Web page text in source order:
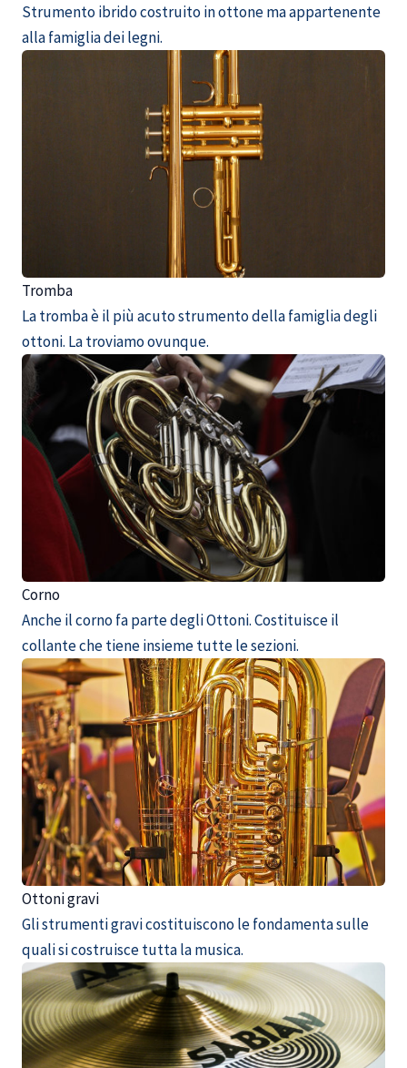
Strumento ibrido costruito in ottone ma appartenente
alla famiglia dei legni.
Tromba
La tromba è il più acuto strumento della famiglia degli
ottoni. La troviamo ovunque.
Corno
Anche il corno fa parte degli Ottoni. Costituisce il
collante che tiene insieme tutte le sezioni.
Ottoni gravi
Gli strumenti gravi costituiscono le fondamenta sulle
quali si costruisce tutta la musica.